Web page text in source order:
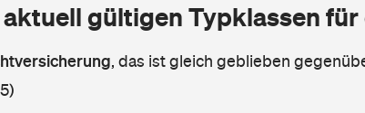
gültigen Typklassen für
, das ist gleich geblieben